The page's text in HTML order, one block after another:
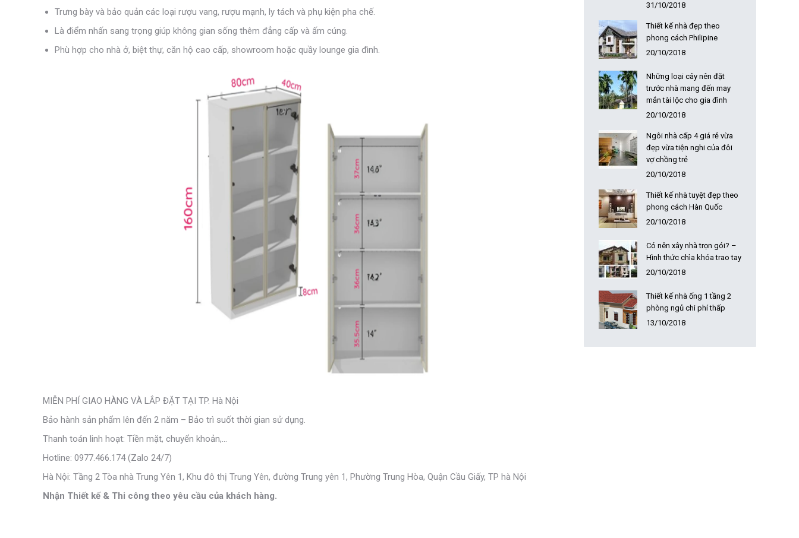
Trưng bày và bảo quản các loại rượu vang, rượu mạnh, ly tách và phụ kiện pha chế.
Là điểm nhấn sang trọng giúp không gian sống thêm đẳng cấp và ấm cúng.
Phù hợp cho nhà ở, biệt thự, căn hộ cao cấp, showroom hoặc quầy lounge gia đình.
MIỄN PHÍ GIAO HÀNG VÀ LẮP ĐẶT TẠI TP. Hà Nội
Bảo hành sản phẩm lên đến 2 năm – Bảo trì suốt thời gian sử dụng.
Thanh toán linh hoạt: Tiền mặt, chuyển khoản,…
Hotline: 0977.466.174 (Zalo 24/7)
Hà Nội: Tầng 2 Tòa nhà Trung Yên 1, Khu đô thị Trung Yên, đường Trung yên 1, Phường Trung Hòa, Quận Cầu Giấy, TP hà Nội
Nhận Thiết kế & Thi công theo yêu cầu của khách hàng.
31/10/2018
Thiết kế nhà đẹp theo
phong cách Philipine
20/10/2018
Những loại cây nên đặt
trước nhà mang đến may
mắn tài lộc cho gia đình
20/10/2018
Ngôi nhà cấp 4 giá rẻ vừa
đẹp vừa tiện nghi của đôi
vợ chồng trẻ
20/10/2018
Thiết kế nhà tuyệt đẹp theo
phong cách Hàn Quốc
20/10/2018
Có nên xây nhà trọn gói? –
Hình thức chìa khóa trao tay
20/10/2018
Thiết kế nhà ống 1 tầng 2
phòng ngủ chi phí thấp
13/10/2018